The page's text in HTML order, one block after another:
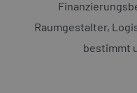
Raumgestalter,
bestimmt